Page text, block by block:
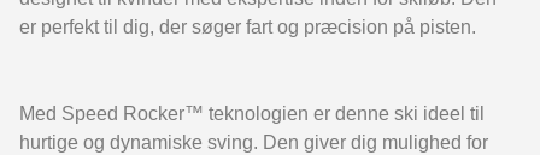
er perfekt til dig, der søger fart og præcision på pisten.
Med Speed Rocker™ teknologien er denne ski ideel til
hurtige og dynamiske sving. Den giver dig mulighed for